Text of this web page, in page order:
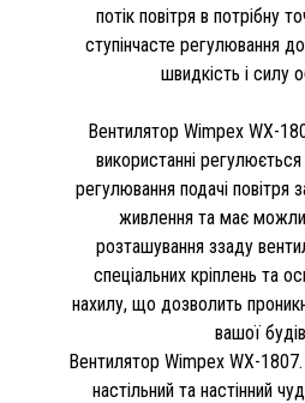
потік повітря в потрібну
ступінчасте регулювання
швидкість і силу
Вентилятор Wimpex WX-
використанні
регулювання подачі повітря
живлення та має
розташування ззаду
спеціальних кріплень та
нахилу, що дозволить
вашої
Вентилятор Wimpex WX-
настільний та настінний